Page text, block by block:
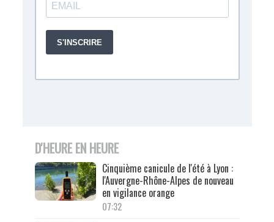
D'HEURE EN HEURE
Cinquième canicule de l'été à Lyon :
l'Auvergne-Rhône-Alpes de nouveau
en vigilance orange
07:32